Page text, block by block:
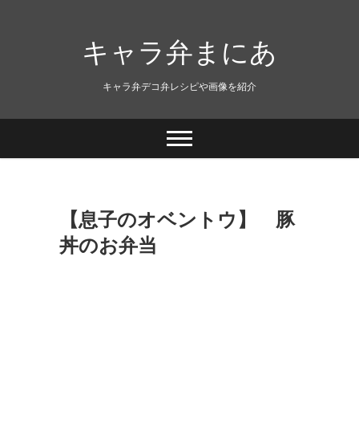
キャラ弁まにあ
キャラ弁デコ弁レシピや画像を紹介
【息子のオベントウ】 豚
丼のお弁当